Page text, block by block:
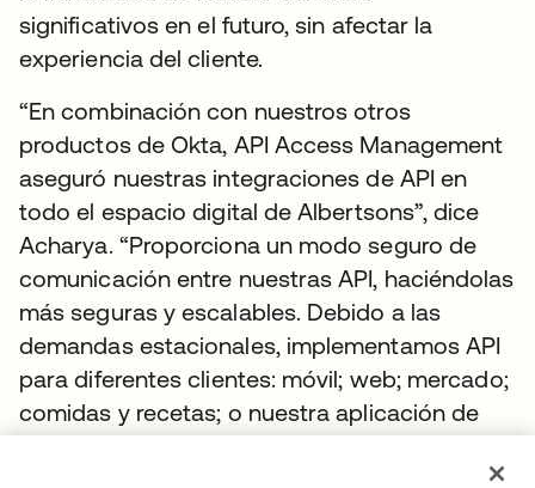
significativos en el futuro, sin afectar la
experiencia del cliente.
“En combinación con nuestros otros
productos de Okta, API Access Management
aseguró nuestras integraciones de API en
todo el espacio digital de Albertsons”, dice
Acharya. “Proporciona un modo seguro de
comunicación entre nuestras API, haciéndolas
más seguras y escalables. Debido a las
demandas estacionales, implementamos API
para diferentes clientes: móvil; web; mercado;
comidas y recetas; o nuestra aplicación de